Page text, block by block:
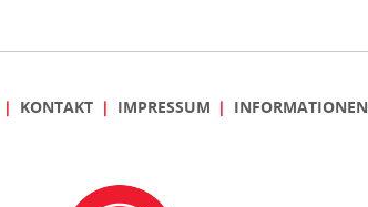
KONTAKT IMPRESSUM INFORMATIONEN